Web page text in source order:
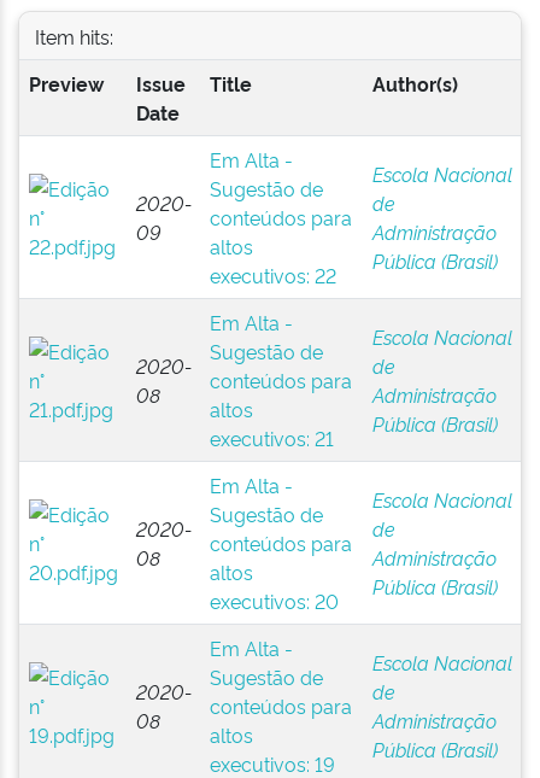
Item hits:
Preview
Issue
Date
Title Author(s)
2020-
09
Em Alta -
Sugestão de
conteúdos para
altos
executivos: 22
Escola Nacional
de
Administração
Pública (Brasil)
2020-
08
Em Alta -
Sugestão de
conteúdos para
altos
executivos: 21
Escola Nacional
de
Administração
Pública (Brasil)
2020-
08
Em Alta -
Sugestão de
conteúdos para
altos
executivos: 20
Escola Nacional
de
Administração
Pública (Brasil)
2020-
08
Em Alta -
Sugestão de
conteúdos para
altos
executivos: 19
Escola Nacional
de
Administração
Pública (Brasil)